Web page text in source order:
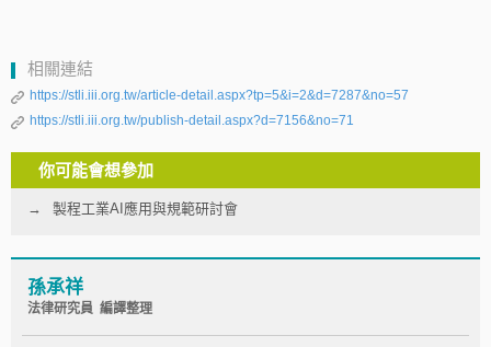
相關連結
https://stli.iii.org.tw/article-detail.aspx?tp=5&i=2&d=7287&no=57
https://stli.iii.org.tw/publish-detail.aspx?d=7156&no=71
你可能會想參加
製程工業AI應用與規範研討會
孫承祥
法律研究員 編譯整理